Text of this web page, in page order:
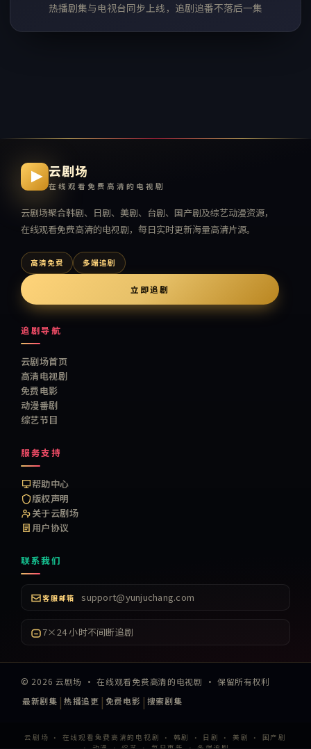
热播剧集与电视台同步上线，追剧追番不落后一集
云剧场
在线观看免费高清的电视剧
云剧场聚合韩剧、日剧、美剧、台剧、国产剧及综艺动漫资源，
在线观看免费高清的电视剧，每日实时更新海量高清片源。
高清免费 多端追剧
立即追剧
追剧导航
云剧场首页
高清电视剧
免费电影
动漫番剧
综艺节目
服务支持
帮助中心
版权声明
关于云剧场
用户协议
联系我们
客服邮箱 support@yunjuchang.com
7×24 小时不间断追剧
© 2026 云剧场 ·在线观看免费高清的电视剧
· 保留所有权利
最新剧集 | 热播追更 | 免费电影 | 搜索剧集
云剧场 · 在线观看免费高清的电视剧 · 韩剧 · 日剧 · 美剧 · 国产剧